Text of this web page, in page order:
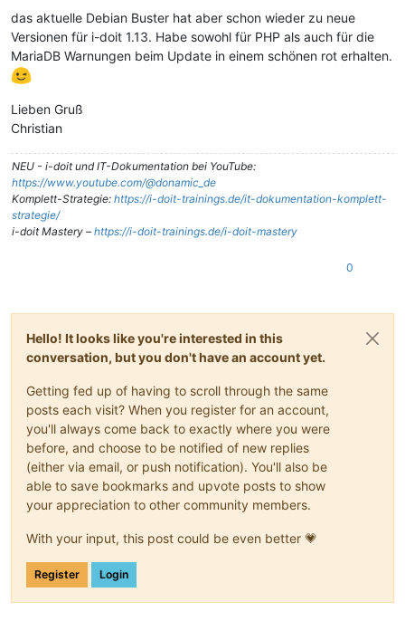
das aktuelle Debian Buster hat aber schon wieder zu neue
Versionen für i-doit 1.13. Habe sowohl für PHP als auch für die
MariaDB Warnungen beim Update in einem schönen rot erhalten.
Lieben Gruß
Christian
NEU - i-doit und IT-Dokumentation bei YouTube:
https://www.youtube.com/@donamic_de
Komplett-Strategie: https://i-doit-trainings.de/it-dokumentation-komplett-
strategie/
i-doit Mastery – https://i-doit-trainings.de/i-doit-mastery
0
Hello! It looks like you're interested in this
conversation, but you don't have an account yet.
Getting fed up of having to scroll through the same
posts each visit? When you register for an account,
you'll always come back to exactly where you were
before, and choose to be notified of new replies
(either via email, or push notification). You'll also be
able to save bookmarks and upvote posts to show
your appreciation to other community members.
With your input, this post could be even better 💗
Register Login